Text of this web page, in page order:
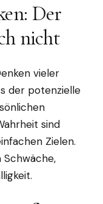
Der
nicht
vieler
der potenzielle
sind
Zielen.
Schwäche,